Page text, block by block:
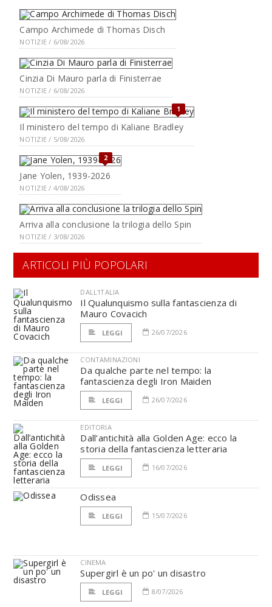
Campo Archimede di Thomas Disch
NOTIZIE / 6/08/2026
Cinzia Di Mauro parla di Finisterrae
NOTIZIE / 6/08/2026
1
Il ministero del tempo di Kaliane Bradley
NOTIZIE / 5/08/2026
2
Jane Yolen, 1939-2026
NOTIZIE / 4/08/2026
Arriva alla conclusione la trilogia dello Spin
NOTIZIE / 3/08/2026
ARTICOLI PIÙ POPOLARI
DALL'ITALIA
Il Qualunquismo sulla fantascienza di
Mauro Covacich
LEGGI 26/07/2026
CONTAMINAZIONI
Da qualche parte nel tempo: la
fantascienza degli Iron Maiden
LEGGI 26/07/2026
EDITORIA
Dall’antichità alla Golden Age: ecco la
storia della fantascienza letteraria
LEGGI 16/07/2026
Odissea
LEGGI 15/07/2026
CINEMA
Supergirl è un po' un disastro
LEGGI 8/07/2026